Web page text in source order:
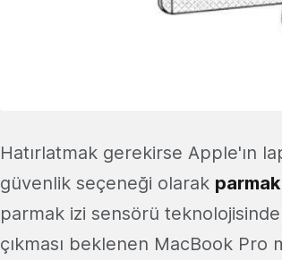
Hatırlatmak gerekirse Apple'ın
güvenlik seçeneği olarak
parmak izi sensörü
çıkması beklenen MacBook